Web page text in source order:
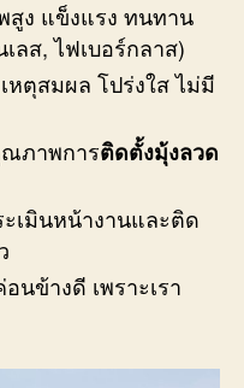
ง แข็งแรง ทนทาน
ลส, ไฟเบอร์กลาส)
หตุสมผล โปร่งใส ไม่มี
ภาพการติดตั้งมุ้งลวด
ะเมินหน้างานและติด
นข้างดี เพราะเรา